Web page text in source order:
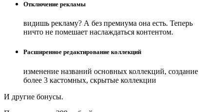
Отключение рекламы
видишь рекламу? А без премиума она есть. Теперь
ничто не помешает наслаждаться контентом.
Расширенное редактирование коллекций
изменение названий основных коллекций, создание
более 3 кастомных, скрытые коллекции
И другие бонусы.